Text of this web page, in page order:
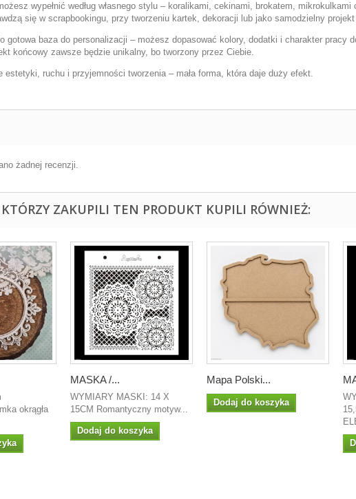
wypełnić według własnego stylu – koralikami, cekinami, brokatem,
się w scrapbookingu, przy tworzeniu kartek, dekoracji lub jako samodzielny
gotowa baza do personalizacji – możesz dopasować kolory, dodatki i charakter pracy
końcowy zawsze będzie unikalny, bo tworzony przez Ciebie.
estetyki, ruchu i przyjemności tworzenia – mała forma, która daje duży efekt.
żadnej recenzji.
ZAKUPILI TEN PRODUKT KUPILI RÓWNIEŻ:
okrągła
MASKA /...
WYMIARY MASKI: 14 X
15CM Romantyczny motyw...
Dodaj do koszyka
Mapa Polski...
Dodaj do koszyka